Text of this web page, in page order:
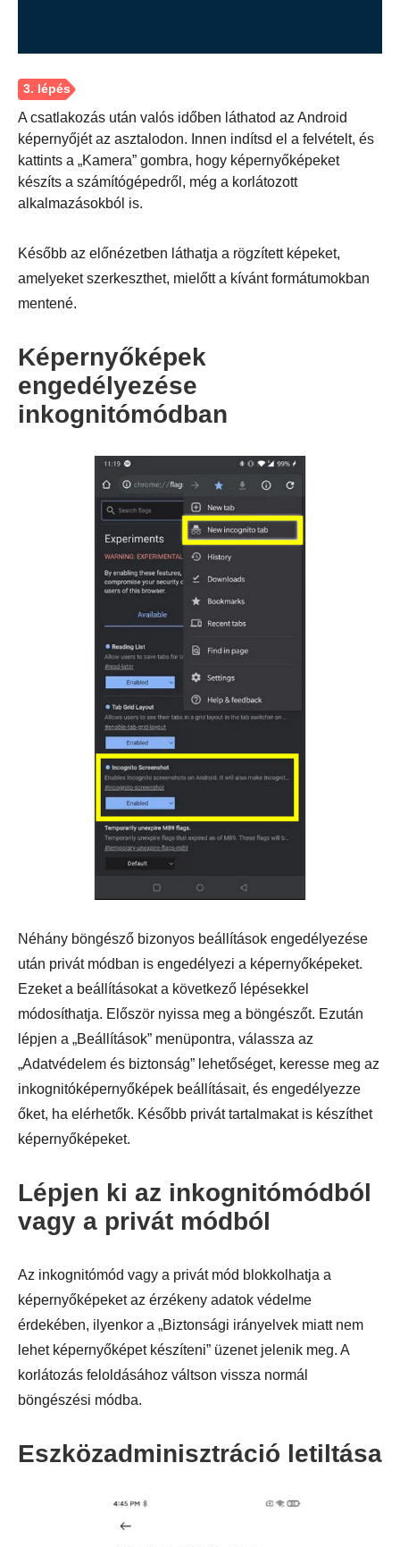
A csatlakozás után valós időben láthatod az Android
képernyőjét az asztalodon. Innen indítsd el a felvételt, és
kattints a „Kamera” gombra, hogy képernyőképeket
készíts a számítógépedről, még a korlátozott
alkalmazásokból is.
Később az előnézetben láthatja a rögzített képeket,
amelyeket szerkeszthet, mielőtt a kívánt formátumokban
mentené.
Képernyőképek
engedélyezése
inkognitómódban
Néhány böngésző bizonyos beállítások engedélyezése
után privát módban is engedélyezi a képernyőképeket.
Ezeket a beállításokat a következő lépésekkel
módosíthatja. Először nyissa meg a böngészőt. Ezután
lépjen a „Beállítások” menüpontra, válassza az
„Adatvédelem és biztonság” lehetőséget, keresse meg az
inkognitóképernyőképek beállításait, és engedélyezze
őket, ha elérhetők. Később privát tartalmakat is készíthet
képernyőképeket.
Lépjen ki az inkognitómódból
vagy a privát módból
Az inkognitómód vagy a privát mód blokkolhatja a
képernyőképeket az érzékeny adatok védelme
érdekében, ilyenkor a „Biztonsági irányelvek miatt nem
lehet képernyőképet készíteni” üzenet jelenik meg. A
korlátozás feloldásához váltson vissza normál
böngészési módba.
Eszközadminisztráció letiltása